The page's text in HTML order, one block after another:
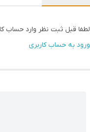
لطفا قبل ثبت نظر وارد حساب
ورود به حساب کاربری